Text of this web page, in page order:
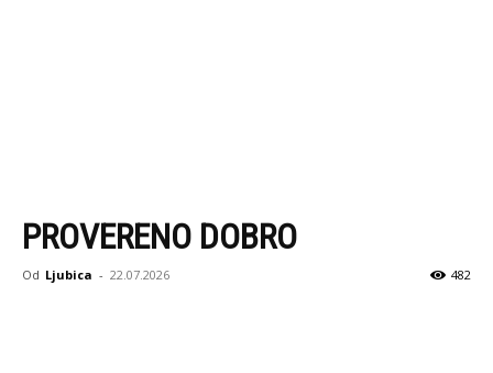
PROVERENO DOBRO
Od Ljubica - 22.07.2026 482